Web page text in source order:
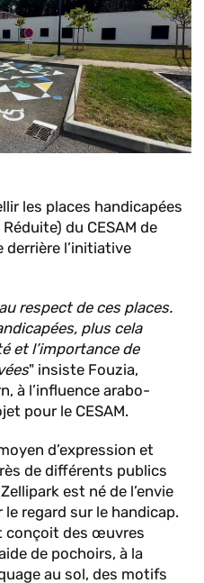
les places handicapées
du CESAM de
derrière l’initiative
respect de ces places.
plus cela
et l’importance de
" insiste Fouzia,
à l’influence arabo-
pour le CESAM.
d’expression et
de différents publics
est né de l’envie
regard sur le handicap.
conçoit des œuvres
de pochoirs, à la
au sol, des motifs